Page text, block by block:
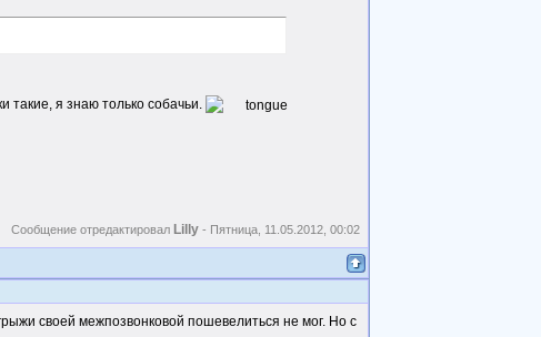
такие, я знаю только собачьи.
Сообщение отредактировал Lilly - Пятница, 11.05.2012, 00:02
своей межпозвонковой пошевелиться не мог. Но с